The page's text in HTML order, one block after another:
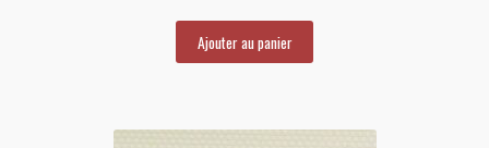
Ajouter au panier